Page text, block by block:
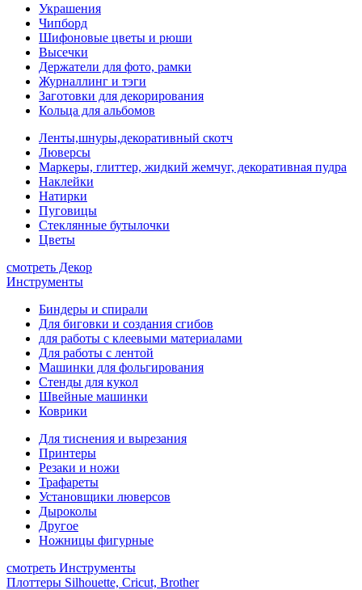
Украшения
Чипборд
Шифоновые цветы и рюши
Высечки
Держатели для фото, рамки
Журналлинг и тэги
Заготовки для декорирования
Кольца для альбомов
Ленты,шнуры,декоративный скотч
Люверсы
Маркеры, глиттер, жидкий жемчуг, декоративная пудра
Наклейки
Натирки
Пуговицы
Стеклянные бутылочки
Цветы
смотреть Декор
Инструменты
Биндеры и спирали
Для биговки и создания сгибов
для работы с клеевыми материалами
Для работы с лентой
Машинки для фольгирования
Стенды для кукол
Швейные машинки
Коврики
Для тиснения и вырезания
Принтеры
Резаки и ножи
Трафареты
Установщики люверсов
Дыроколы
Другое
Ножницы фигурные
смотреть Инструменты
Плоттеры Silhouette, Cricut, Brother